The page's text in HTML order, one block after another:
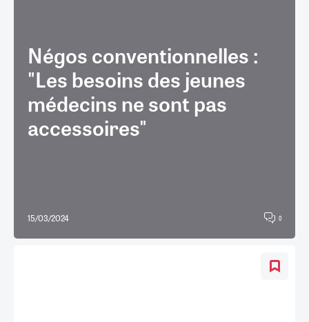
Négos conventionnelles :
"Les besoins des jeunes
médecins ne sont pas
accessoires"
15/03/2024 0